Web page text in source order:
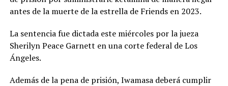
antes de la muerte de la estrella de Friends en 2023.
La sentencia fue dictada este miércoles por la jueza
Sherilyn Peace Garnett en una corte federal de Los
Ángeles.
Además de la pena de prisión, Iwamasa deberá cumplir